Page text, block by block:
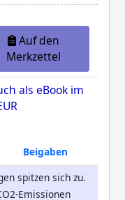
Auf den
Merkzettel
als eBook im
Beigaben
spitzen sich zu.
Emissionen